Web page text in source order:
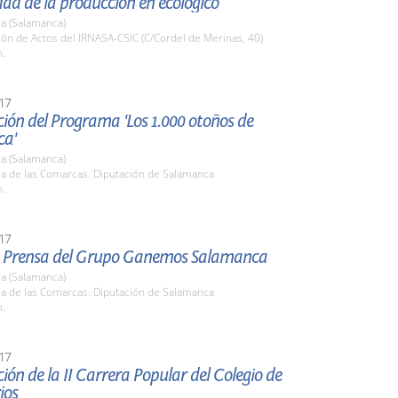
(Salamanca)
de Actos del IRNASA-CSIC (C/Cordel de Merinas, 40)
del Programa 'Los 1.000 otoños de
(Salamanca)
de las Comarcas. Diputación de Salamanca
Prensa del Grupo Ganemos Salamanca
(Salamanca)
de las Comarcas. Diputación de Salamanca
de la II Carrera Popular del Colegio de